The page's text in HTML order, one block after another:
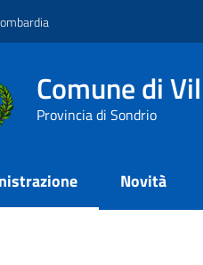
Comune di
Provincia di Sondrio
Novità